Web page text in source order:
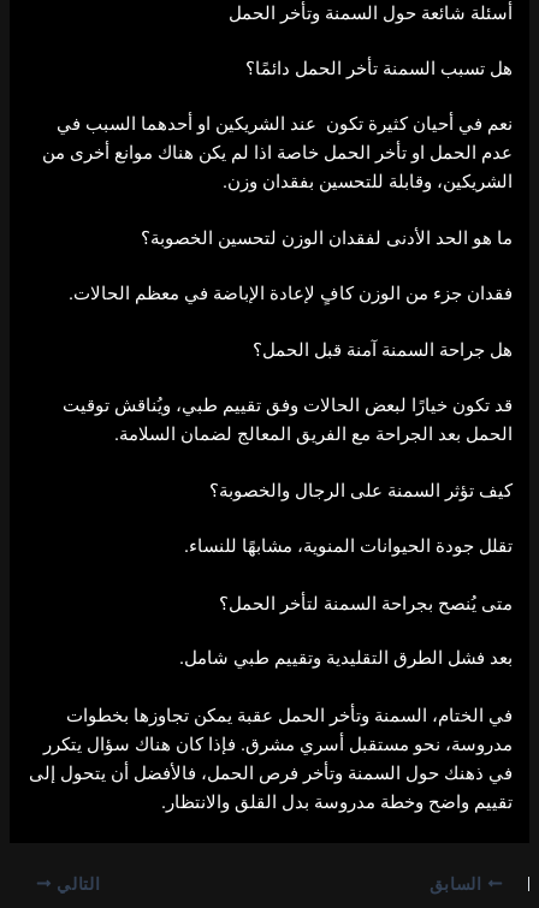
أسئلة شائعة حول السمنة وتأخر الحمل
هل تسبب السمنة تأخر الحمل دائمًا؟
نعم في أحيان كثيرة تكون عند الشريكين او أحدهما السبب في
عدم الحمل او تأخر الحمل خاصة اذا لم يكن هناك موانع أخرى من
الشريكين، وقابلة للتحسين بفقدان وزن.
ما هو الحد الأدنى لفقدان الوزن لتحسين الخصوبة؟
فقدان جزء من الوزن كافٍ لإعادة الإباضة في معظم الحالات.
هل جراحة السمنة آمنة قبل الحمل؟
قد تكون خيارًا لبعض الحالات وفق تقييم طبي، ويُناقش توقيت
الحمل بعد الجراحة مع الفريق المعالج لضمان السلامة.
كيف تؤثر السمنة على الرجال والخصوبة؟
تقلل جودة الحيوانات المنوية، مشابهًا للنساء.
متى يُنصح بجراحة السمنة لتأخر الحمل؟
بعد فشل الطرق التقليدية وتقييم طبي شامل.
في الختام، السمنة وتأخر الحمل عقبة يمكن تجاوزها بخطوات
مدروسة، نحو مستقبل أسري مشرق. فإذا كان هناك سؤال يتكرر
في ذهنك حول السمنة وتأخر فرص الحمل، فالأفضل أن يتحول إلى
تقييم واضح وخطة مدروسة بدل القلق والانتظار.
السابق التالي